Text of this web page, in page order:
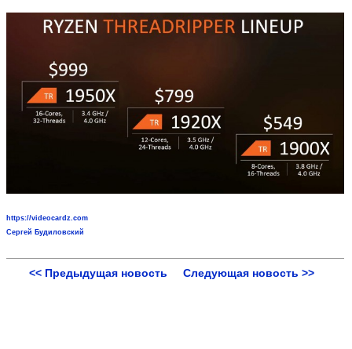
https://videocardz.com
Сергей Будиловский
<< Предыдущая новость Следующая новость >>